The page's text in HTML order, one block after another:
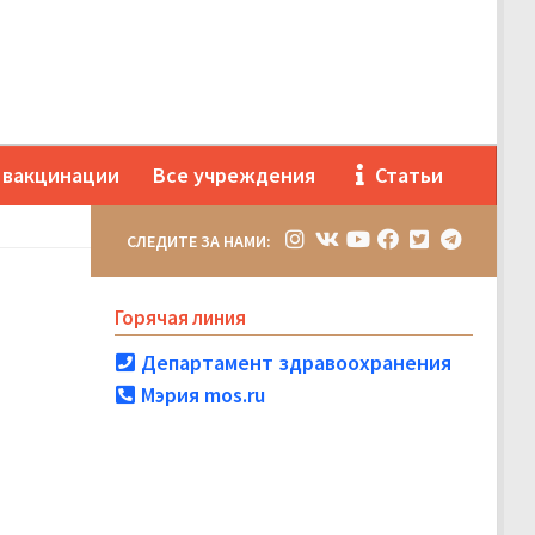
вакцинации Все учреждения Статьи
СЛЕДИТЕ ЗА НАМИ:
Горячая линия
Департамент здравоохранения
Мэрия mos.ru